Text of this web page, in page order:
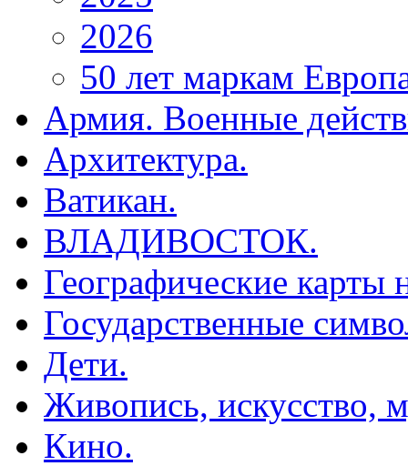
2026
50 лет маркам
Армия. Военные
Архитектура.
Ватикан.
ВЛАДИВОСТОК.
Географические карты
Государственные
Дети.
Живопись, искусство,
Кино.